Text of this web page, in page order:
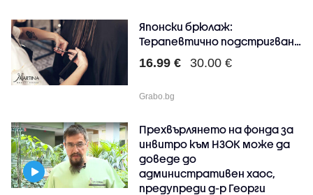
Японски брюлаж:
Терапевтично подстригване
на..
16.99 € 30.00 €
Grabo.bg
Прехвърлянето на фонда за
инвитро към НЗОК може да
доведе до
административен хаос,
предупреди д-р Георги